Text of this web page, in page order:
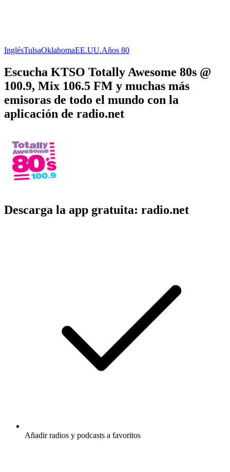
InglésTulsaOklahomaEE.UU.Años 80
Escucha KTSO Totally Awesome 80s @
100.9, Mix 106.5 FM y muchas más
emisoras de todo el mundo con la
aplicación de radio.net
Descarga la app gratuita: radio.net
Añadir radios y podcasts a favoritos